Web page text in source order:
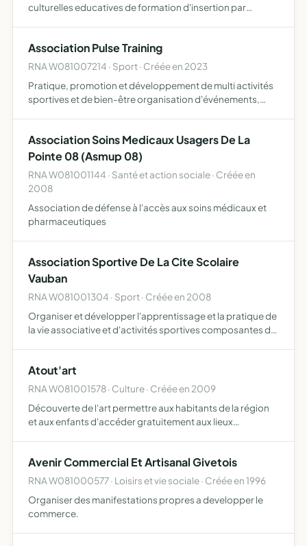
culturelles educatives de formation d'insertion par
Association Pulse Training
RNA W081007214 · Sport · Créée en 2023
Pratique, promotion et développement de multi activités
sportives et de bien-être organisation d'événements,
Association Soins Medicaux Usagers De La
Pointe 08 (Asmup 08)
RNA W081001144 · Santé et action sociale · Créée en
2008
Association de défense à l'accès aux soins médicaux et
pharmaceutiques
Association Sportive De La Cite Scolaire
Vauban
RNA W081001304 · Sport · Créée en 2008
Organiser et développer l'apprentissage et la pratique de
la vie associative et d'activités sportives composantes de
Atout'art
RNA W081001578 · Culture · Créée en 2009
Découverte de l'art permettre aux habitants de la région
et aux enfants d'accéder gratuitement aux lieux
Avenir Commercial Et Artisanal Givetois
RNA W081000577 · Loisirs et vie sociale · Créée en 1996
Organiser des manifestations propres a developper le
commerce.